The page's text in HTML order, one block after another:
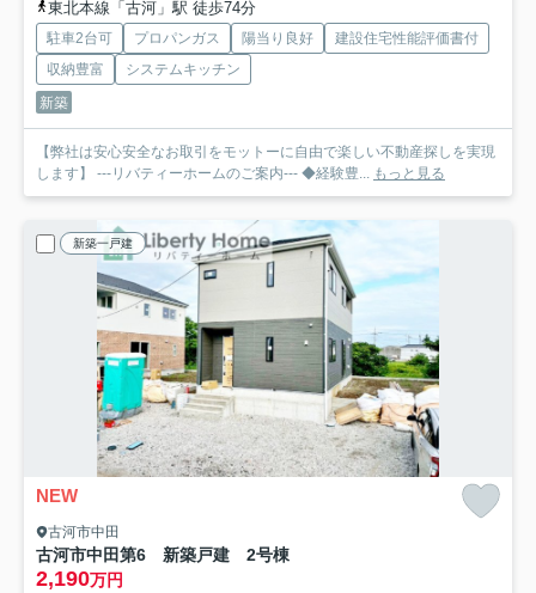
東北本線「古河」駅 徒歩74分
駐車2台可 プロパンガス 陽当り良好
建設住宅性能評価書付
収納豊富
システムキッチン
新築
【弊社は安心安全なお取引をモットーに自由で楽しい不動産探しを実現
します】 ---リバティーホームのご案内--- ◆経験豊... もっと見る
新築一戸建
NEW
古河市中田
古河市中田第6 新築戸建 2号棟
2,190万円